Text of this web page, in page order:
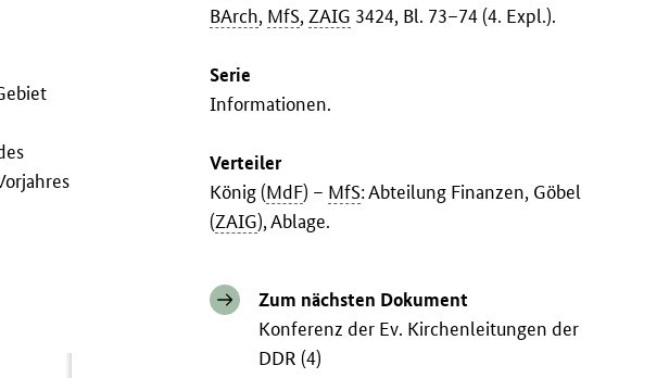
BArch, MfS,ZAIG 3424, Bl. 73–74 (4. Expl.).
Serie
Informationen.
Verteiler
König (MdF) – MfS: Abteilung Finanzen, Göbel
(ZAIG), Ablage.
Zum nächsten Dokument
Konferenz der Ev. Kirchenleitungen der
DDR (4)